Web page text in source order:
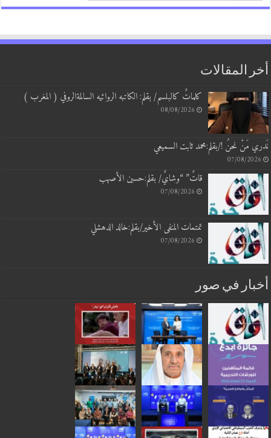
المقالات
كلماتٌ كالبلسم/ بقلم: الكاتبه الروائيه السالمةالروفي ( المغرب )
08/08/2026
مَنْ نحنُ !/بقلم:محمد ثابت السميعي
07/08/
قاتٌ” “وشايٌ/ بقلم:حسين الأصهب
07/08/2026
تمتمات المنفى الأخير/بقلم:خالد الدهشلي
07/08/2026
في صور